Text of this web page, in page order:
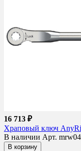
16 713 ₽
Храповый ключ
В наличии Арт.
В корзину